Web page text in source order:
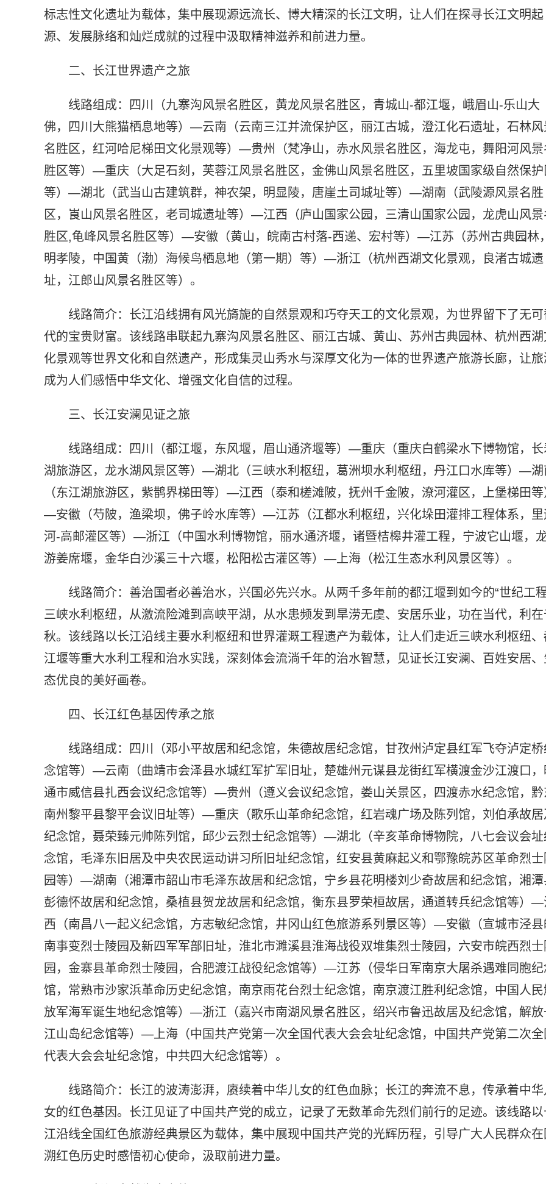
标志性文化遗址为载体，集中展现源远流长、博大精深的长江文明，让人们在探寻长江文明起
源、发展脉络和灿烂成就的过程中汲取精神滋养和前进力量。
二、长江世界遗产之旅
线路组成：四川（九寨沟风景名胜区，黄龙风景名胜区，青城山-都江堰，峨眉山-乐山大
佛，四川大熊猫栖息地等）—云南（云南三江并流保护区，丽江古城，澄江化石遗址，石林风
名胜区，红河哈尼梯田文化景观等）—贵州（梵净山，赤水风景名胜区，海龙屯，舞阳河风景
胜区等）—重庆（大足石刻，芙蓉江风景名胜区，金佛山风景名胜区，五里坡国家级自然保护
等）—湖北（武当山古建筑群，神农架，明显陵，唐崖土司城址等）—湖南（武陵源风景名胜
区，崀山风景名胜区，老司城遗址等）—江西（庐山国家公园，三清山国家公园，龙虎山风景
胜区,龟峰风景名胜区等）—安徽（黄山，皖南古村落-西递、宏村等）—江苏（苏州古典园林，
明孝陵，中国黄（渤）海候鸟栖息地（第一期）等）—浙江（杭州西湖文化景观，良渚古城遗
址，江郎山风景名胜区等）。
线路简介：长江沿线拥有风光旖旎的自然景观和巧夺天工的文化景观，为世界留下了无可
代的宝贵财富。该线路串联起九寨沟风景名胜区、丽江古城、黄山、苏州古典园林、杭州西湖
化景观等世界文化和自然遗产，形成集灵山秀水与深厚文化为一体的世界遗产旅游长廊，让旅
成为人们感悟中华文化、增强文化自信的过程。
三、长江安澜见证之旅
线路组成：四川（都江堰，东风堰，眉山通济堰等）—重庆（重庆白鹤梁水下博物馆，长
湖旅游区，龙水湖风景区等）—湖北（三峡水利枢纽，葛洲坝水利枢纽，丹江口水库等）—湖
（东江湖旅游区，紫鹊界梯田等）—江西（泰和槎滩陂，抚州千金陂，潦河灌区，上堡梯田等
—安徽（芍陂，渔梁坝，佛子岭水库等）—江苏（江都水利枢纽，兴化垛田灌排工程体系，里
河-高邮灌区等）—浙江（中国水利博物馆，丽水通济堰，诸暨桔槔井灌工程，宁波它山堰，
游姜席堰，金华白沙溪三十六堰，松阳松古灌区等）—上海（松江生态水利风景区等）。
线路简介：善治国者必善治水，兴国必先兴水。从两千多年前的都江堰到如今的“世纪工
三峡水利枢纽，从激流险滩到高峡平湖，从水患频发到旱涝无虞、安居乐业，功在当代，利在
秋。该线路以长江沿线主要水利枢纽和世界灌溉工程遗产为载体，让人们走近三峡水利枢纽、
江堰等重大水利工程和治水实践，深刻体会流淌千年的治水智慧，见证长江安澜、百姓安居、
态优良的美好画卷。
四、长江红色基因传承之旅
线路组成：四川（邓小平故居和纪念馆，朱德故居纪念馆，甘孜州泸定县红军飞夺泸定桥
念馆等）—云南（曲靖市会泽县水城红军扩军旧址，楚雄州元谋县龙街红军横渡金沙江渡口，
通市威信县扎西会议纪念馆等）—贵州（遵义会议纪念馆，娄山关景区，四渡赤水纪念馆，黔
南州黎平县黎平会议旧址等）—重庆（歌乐山革命纪念馆，红岩魂广场及陈列馆，刘伯承故居
纪念馆，聂荣臻元帅陈列馆，邱少云烈士纪念馆等）—湖北（辛亥革命博物院，八七会议会址
念馆，毛泽东旧居及中央农民运动讲习所旧址纪念馆，红安县黄麻起义和鄂豫皖苏区革命烈士
园等）—湖南（湘潭市韶山市毛泽东故居和纪念馆，宁乡县花明楼刘少奇故居和纪念馆，湘潭
彭德怀故居和纪念馆，桑植县贺龙故居和纪念馆，衡东县罗荣桓故居，通道转兵纪念馆等）—
西（南昌八一起义纪念馆，方志敏纪念馆，井冈山红色旅游系列景区等）—安徽（宣城市泾县
南事变烈士陵园及新四军军部旧址，淮北市濉溪县淮海战役双堆集烈士陵园，六安市皖西烈士
园，金寨县革命烈士陵园，合肥渡江战役纪念馆等）—江苏（侵华日军南京大屠杀遇难同胞纪
馆，常熟市沙家浜革命历史纪念馆，南京雨花台烈士纪念馆，南京渡江胜利纪念馆，中国人民
放军海军诞生地纪念馆等）—浙江（嘉兴市南湖风景名胜区，绍兴市鲁迅故居及纪念馆，解放
江山岛纪念馆等）—上海（中国共产党第一次全国代表大会会址纪念馆，中国共产党第二次全
代表大会会址纪念馆，中共四大纪念馆等）。
线路简介：长江的波涛澎湃，赓续着中华儿女的红色血脉；长江的奔流不息，传承着中华
女的红色基因。长江见证了中国共产党的成立，记录了无数革命先烈们前行的足迹。该线路以
江沿线全国红色旅游经典景区为载体，集中展现中国共产党的光辉历程，引导广大人民群众在
溯红色历史时感悟初心使命，汲取前进力量。